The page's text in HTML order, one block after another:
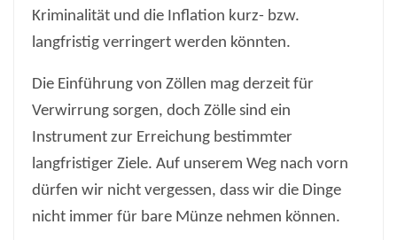
Kriminalität und die Inflation kurz- bzw.
langfristig verringert werden könnten.
Die Einführung von Zöllen mag derzeit für
Verwirrung sorgen, doch Zölle sind ein
Instrument zur Erreichung bestimmter
langfristiger Ziele. Auf unserem Weg nach vorn
dürfen wir nicht vergessen, dass wir die Dinge
nicht immer für bare Münze nehmen können.